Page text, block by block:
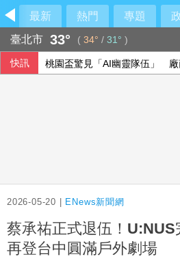
最新 熱門 專題
臺北市 33° ( 34° / 31° )
快訊 桃園盃驚見「AI幽靈隊伍」 廠
2026-05-20 | ENews新聞網
蔡承祐正式退伍！
再登台中圓滿戶外劇場